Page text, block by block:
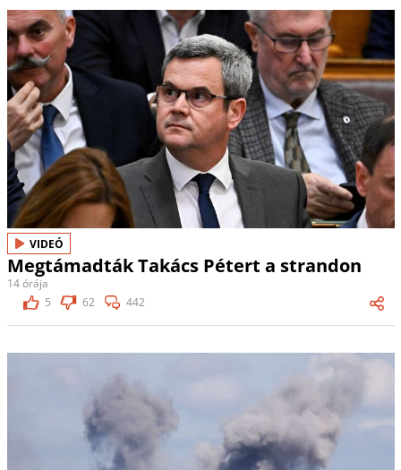
VIDEÓ
Megtámadták Takács Pétert a strandon
14 órája
5
62 442